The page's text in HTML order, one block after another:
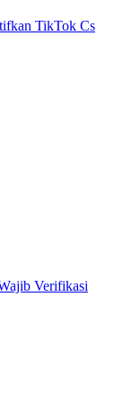
TikTok Cs
Verifikasi